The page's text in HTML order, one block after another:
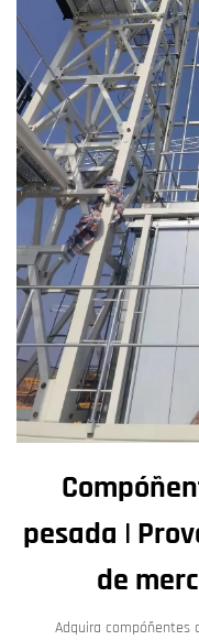
pesada |
de
Adquira compóñentes